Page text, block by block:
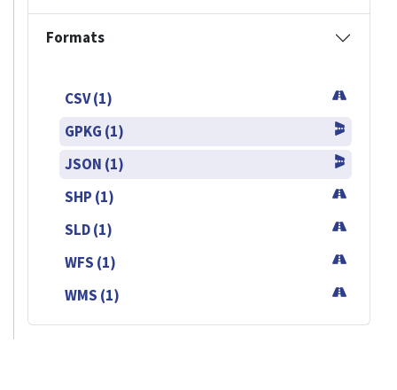
Formats
CSV (1)
GPKG (1)
JSON (1)
SHP (1)
SLD (1)
WFS (1)
WMS (1)